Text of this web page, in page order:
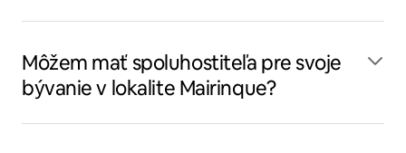
Môžem mať spoluhostiteľa pre svoje
bývanie v lokalite Mairinque?